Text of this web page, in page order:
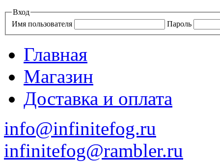
Вход
Имя пользователя
Пароль
Главная
Магазин
Доставка и оплата
info@infinitefog.ru
infinitefog@rambler.ru